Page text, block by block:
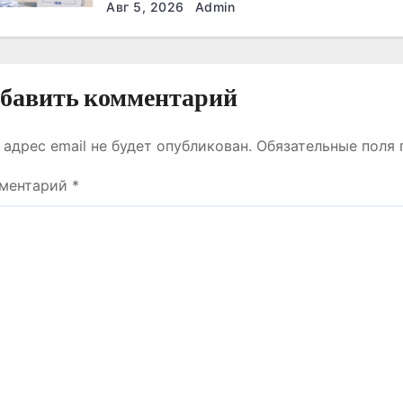
ДӘРІГЕРЛЕРМЕН,
ФЕРМЕРЛЕРМЕН ЖӘНЕ
Авг 5, 2026 Admin
комментарий
email не будет опубликован. Обязательные поля
*